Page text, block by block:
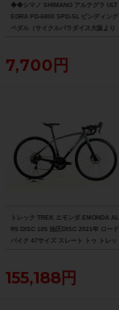
◆◆シマノ SHIMANO アルテグラ ULT
EGRA PD-6800 SPD-SL ビンディング
ペダル（サイクルパラダイス大阪より
7,700円
トレック TREK エモンダ EMONDA AL
R5 DISC 105 油圧DISC 2021年 ロード
バイク 47サイズ スレート トゥ トレッ
155,188円